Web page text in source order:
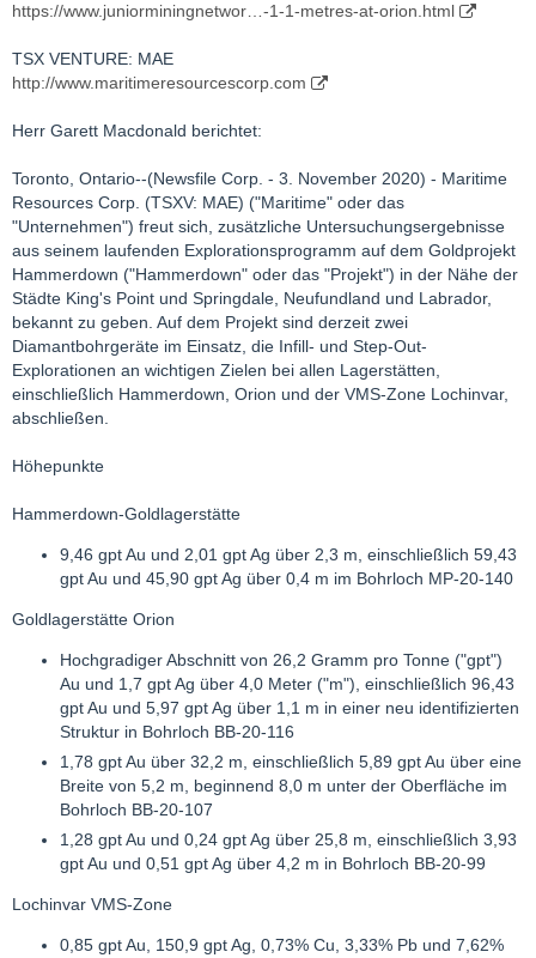
https://www.juniorminingnetwor…-1-1-metres-at-orion.html
TSX VENTURE: MAE
http://www.maritimeresourcescorp.com
Herr Garett Macdonald berichtet:
Toronto, Ontario--(Newsfile Corp. - 3. November 2020) - Maritime
Resources Corp. (TSXV: MAE) ("Maritime" oder das
"Unternehmen") freut sich, zusätzliche Untersuchungsergebnisse
aus seinem laufenden Explorationsprogramm auf dem Goldprojekt
Hammerdown ("Hammerdown" oder das "Projekt") in der Nähe der
Städte King's Point und Springdale, Neufundland und Labrador,
bekannt zu geben. Auf dem Projekt sind derzeit zwei
Diamantbohrgeräte im Einsatz, die Infill- und Step-Out-
Explorationen an wichtigen Zielen bei allen Lagerstätten,
einschließlich Hammerdown, Orion und der VMS-Zone Lochinvar,
abschließen.
Höhepunkte
Hammerdown-Goldlagerstätte
9,46 gpt Au und 2,01 gpt Ag über 2,3 m, einschließlich 59,43
gpt Au und 45,90 gpt Ag über 0,4 m im Bohrloch MP-20-140
Goldlagerstätte Orion
Hochgradiger Abschnitt von 26,2 Gramm pro Tonne ("gpt")
Au und 1,7 gpt Ag über 4,0 Meter ("m"), einschließlich 96,43
gpt Au und 5,97 gpt Ag über 1,1 m in einer neu identifizierten
Struktur in Bohrloch BB-20-116
1,78 gpt Au über 32,2 m, einschließlich 5,89 gpt Au über eine
Breite von 5,2 m, beginnend 8,0 m unter der Oberfläche im
Bohrloch BB-20-107
1,28 gpt Au und 0,24 gpt Ag über 25,8 m, einschließlich 3,93
gpt Au und 0,51 gpt Ag über 4,2 m in Bohrloch BB-20-99
Lochinvar VMS-Zone
0,85 gpt Au, 150,9 gpt Ag, 0,73% Cu, 3,33% Pb und 7,62%